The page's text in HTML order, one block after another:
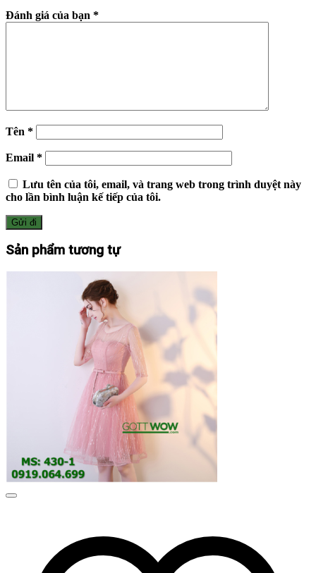
Đánh giá của bạn *
Tên *
Email *
Lưu tên của tôi, email, và trang web trong trình duyệt này
cho lần bình luận kế tiếp của tôi.
Sản phẩm tương tự